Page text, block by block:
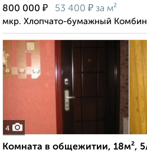
800 000 ₽ 53 400 ₽ за м²
мкр. Хлопчато-бумажный
4
Комната в общежитии, 18м²,